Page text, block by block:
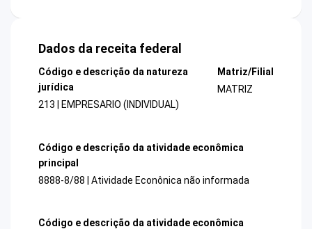
Dados da receita federal
Código e descrição da natureza
jurídica
213 | EMPRESARIO (INDIVIDUAL)
Matriz/Filial
MATRIZ
Código e descrição da atividade econômica
principal
8888-8/88 | Atividade Econônica não informada
Código e descrição da atividade econômica